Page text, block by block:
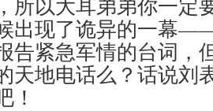
所以大耳弟弟你一定
出现了诡异的一幕
告紧急军情的台词，
天地电话么？话说刘
！